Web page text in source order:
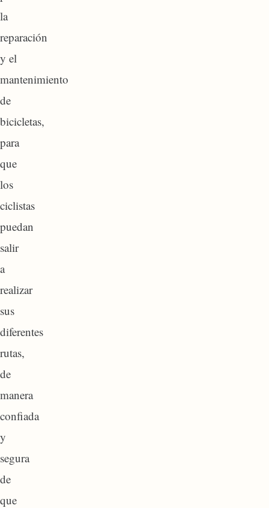
la
reparación
y el
mantenimiento
de
bicicletas,
para
que
los
ciclistas
puedan
salir
a
realizar
sus
diferentes
rutas,
de
manera
confiada
y
segura
de
que